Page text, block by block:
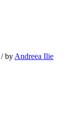
/by Andreea Ilie